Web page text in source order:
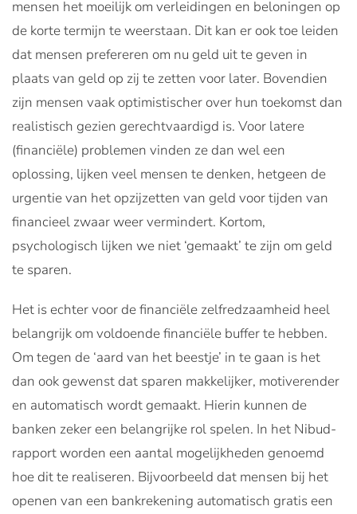
mensen het moeilijk om verleidingen en beloningen op
de korte termijn te weerstaan. Dit kan er ook toe leiden
dat mensen prefereren om nu geld uit te geven in
plaats van geld op zij te zetten voor later. Bovendien
zijn mensen vaak optimistischer over hun toekomst dan
realistisch gezien gerechtvaardigd is. Voor latere
(financiële) problemen vinden ze dan wel een
oplossing, lijken veel mensen te denken, hetgeen de
urgentie van het opzijzetten van geld voor tijden van
financieel zwaar weer vermindert. Kortom,
psychologisch lijken we niet ‘gemaakt’ te zijn om geld
te sparen.
Het is echter voor de financiële zelfredzaamheid heel
belangrijk om voldoende financiële buffer te hebben.
Om tegen de ‘aard van het beestje’ in te gaan is het
dan ook gewenst dat sparen makkelijker, motiverender
en automatisch wordt gemaakt. Hierin kunnen de
banken zeker een belangrijke rol spelen. In het Nibud-
rapport worden een aantal mogelijkheden genoemd
hoe dit te realiseren. Bijvoorbeeld dat mensen bij het
openen van een bankrekening automatisch gratis een